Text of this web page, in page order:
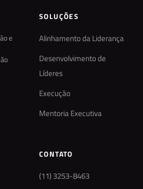
e
SOLUÇÕES
Alinhamento da Liderança
Desenvolvimento de
Líderes
Execução
Mentoria Executiva
CONTATO
(11) 3253-8463